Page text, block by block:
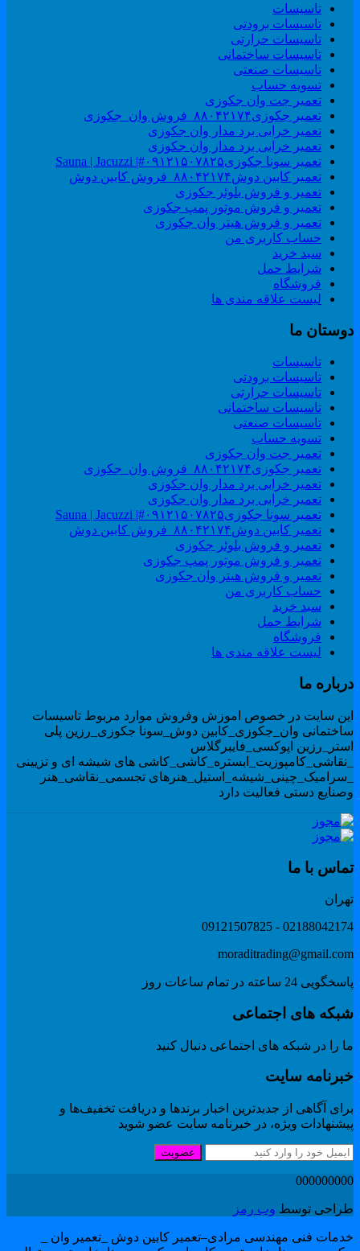
تاسیسات
تاسیسات برودتی
تاسیسات حرارتی
تاسیسات ساختمانی
تاسیسات صنعتی
تسویه حساب
تعمیر جت وان جکوزی
تعمیر جکوزی۸۸۰۴۲۱۷۴_فروش وان_جکوزی
تعمیر خرابی برد مدار وان جکوزی
تعمیر خرابی برد مدار وان جکوزی
تعمیر سونا جکوزی۰۹۱۲۱۵۰۷۸۲۵#| Sauna | Jacuzzi
تعمیر کابین دوش۸۸۰۴۲۱۷۴_فروش کابین دوش
تعمیر و فروش بلوئر جکوزی
تعمیر و فروش موتور پمپ جکوزی
تعمیر و فروش هیتر وان جکوزی
حساب کاربری من
سبد خرید
شرایط حمل
فروشگاه
لیست علاقه مندی ها
ما
تاسیسات
تاسیسات برودتی
تاسیسات حرارتی
تاسیسات ساختمانی
تاسیسات صنعتی
تسویه حساب
تعمیر جت وان جکوزی
تعمیر جکوزی۸۸۰۴۲۱۷۴_فروش وان_جکوزی
تعمیر خرابی برد مدار وان جکوزی
تعمیر خرابی برد مدار وان جکوزی
تعمیر سونا جکوزی۰۹۱۲۱۵۰۷۸۲۵#| Sauna | Jacuzzi
تعمیر کابین دوش۸۸۰۴۲۱۷۴_فروش کابین دوش
تعمیر و فروش بلوئر جکوزی
تعمیر و فروش موتور پمپ جکوزی
تعمیر و فروش هیتر وان جکوزی
حساب کاربری من
سبد خرید
شرایط حمل
فروشگاه
لیست علاقه مندی ها
ما
سایت در خصوص اموزش وفروش موارد مربوط تاسیسات
وان_جکوزی_کابین دوش_سونا جکوزی_رزین پلی
اپوکسی_فایبرگلاس
های شیشه ای و تزیینی
تجسمی_نقاشی_هنر
دستی فعالیت دارد
با ما
02188042174 -
24 ساعته در تمام ساعات روز
های اجتماعی
را در شبکه های اجتماعی دنبال کنید
سایت
آگاهی از جدیدترین اخبار برندها و دریافت تخفیف‌ها و
ویژه، در خبرنامه سایت عضو شوید
عضویت
توسطوب رمز
فنی مهندسی مرادی–تعمیر کابین دوش _تعمیر وان _